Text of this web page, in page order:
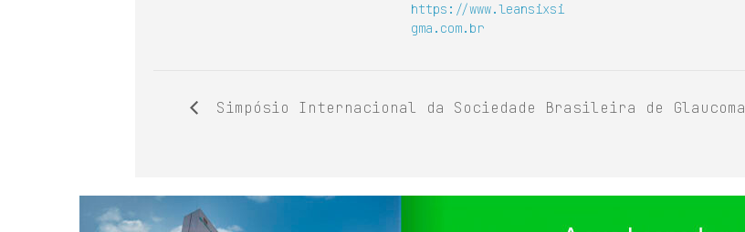
https://www.leansixsi
gma.com.br
Simpósio Internacional da Sociedade Brasileira de Glaucoma